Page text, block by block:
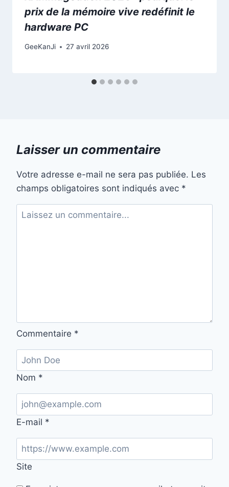
prix de la mémoire vive redéfinit le
hardware PC
GeeKanJi 27 avril 2026
Laisser un commentaire
Votre adresse e-mail ne sera pas publiée. Les
champs obligatoires sont indiqués avec *
Commentaire *
Nom *
E-mail *
Site